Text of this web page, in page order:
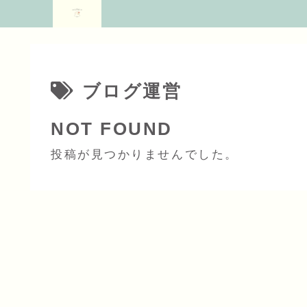
ブログ運営
NOT FOUND
投稿が見つかりませんでした。